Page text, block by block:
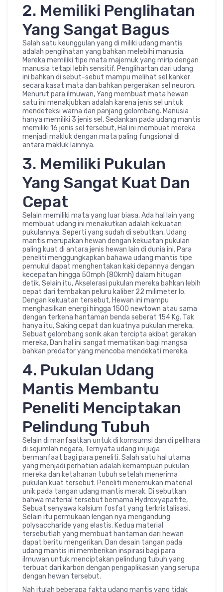
2. Memiliki Penglihatan
Yang Sangat Bagus
Salah satu keunggulan yang di miliki udang mantis
adalah penglihatan yang bahkan melebihi manusia.
Mereka memiliki tipe mata majemuk yang mirip dengan
manusia tetapi lebih sensitif. Penglihartan dari udang
ini bahkan di sebut-sebut mampu melihat sel kanker
secara kasat mata dan bahkan pergerakan sel neuron.
Menurut para ilmuwan, Yang membuat mata hewan
satu ini menakjubkan adalah karena jenis sel untuk
mendeteksi warna dan panjang gelombang. Manusia
hanya memiliki 3 jenis sel, Sedankan pada udang mantis
memiliki 16 jenis sel tersebut, Hal ini membuat mereka
menjadi makluk dengan mata paling fungsional di
antara makluk lainnya.
3. Memiliki Pukulan
Yang Sangat Kuat Dan
Cepat
Selain memiliki mata yang luar biasa, Ada hal lain yang
membuat udang ini menakutkan adalah kekuatan
pukulannya. Seperti yang sudah di sebutkan, Udang
mantis merupakan hewan dengan kekuatan pukulan
paling kuat di antara jenis hewan lain di dunia ini. Para
peneliti menggungkapkan bahawa udang mantis tipe
pemukul dapat menghentakan kaki depannya dengan
kecepatan hingga 50mph (80kmh) dalam hitugan
detik. Selain itu, Akselerasi pukulan mereka bahkan lebih
cepat dari tembakan peluru kaliber 22 milimeter lo.
Dengan kekuatan tersebut, Hewan ini mampu
menghasilkan energi hingga 1500 newtown atau sama
dengan terkena hantaman benda seberat 154 Kg. Tak
hanya itu, Saking cepat dan kuatnya pukulan mereka,
Sebuat gelombang sonik akan tercipta akibat gerakan
mereka, Dan hal ini sangat mematikan bagi mangsa
bahkan predator yang mencoba mendekati mereka.
4. Pukulan Udang
Mantis Membantu
Peneliti Menciptakan
Pelindung Tubuh
Selain di manfaatkan untuk di komsumsi dan di pelihara
di sejumlah negara, Ternyata udang ini juga
bermanfaat bagi para peneliti. Salah satu hal utama
yang menjadi perhatian adalah kemampuan pukulan
mereka dan ketahanan tubuh setelah menerima
pukulan kuat tersebut. Peneliti menemukan material
unik pada tangan udang mantis merak. Di sebutkan
bahwa material tersebut bernama Hydroxyapatite,
Sebuat senyawa kalsium fosfat yang terkristalisasi.
Selain itu permukaan lengan nya mengandung
polysaccharide yang elastis. Kedua material
tersebutlah yang membuat hantaman dari hewan
dapat beritu mengerikan. Dan desain tangan pada
udang mantis ini memberikan inspirasi bagi para
ilmuwan untuk menciptakan pelindung tubuh yang
terbuat dari karbon dengan pengaplikasian yang serupa
dengan hewan tersebut.
Nah itulah beberapa fakta udang mantis yang tidak